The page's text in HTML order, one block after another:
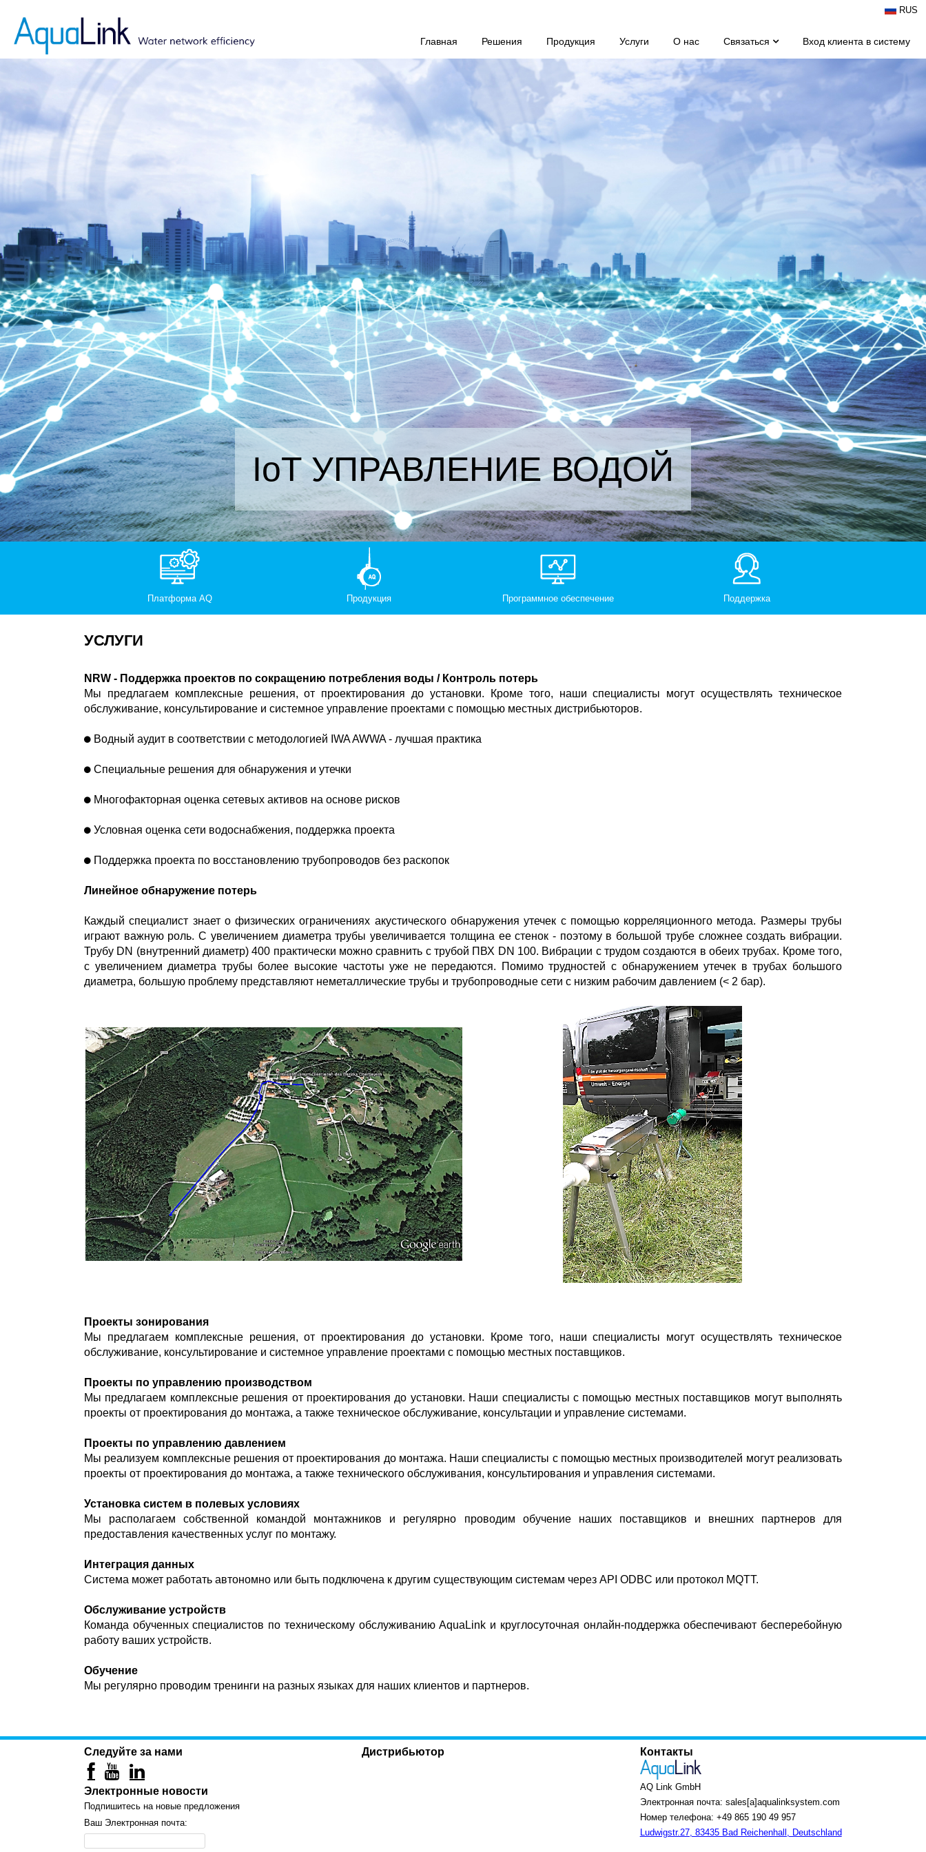
RUS
Главная Решения Продукция Услуги О нас Связаться Вход клиента в систему
IoT УПРАВЛЕНИЕ ВОДОЙ
Платформа AQ Продукция Программное обеспечение Поддержка
УСЛУГИ
NRW - Поддержка проектов по сокращению потребления воды / Контроль потерь
Мы предлагаем комплексные решения, от проектирования до установки. Кроме того, наши специалисты могут осуществлять техническое
обслуживание, консультирование и системное управление проектами с помощью местных дистрибьюторов.
Водный аудит в соответствии с методологией IWA AWWA - лучшая практика
Специальные решения для обнаружения и утечки
Многофакторная оценка сетевых активов на основе рисков
Условная оценка сети водоснабжения, поддержка проекта
Поддержка проекта по восстановлению трубопроводов без раскопок
Линейное обнаружение потерь
Каждый специалист знает о физических ограничениях акустического обнаружения утечек с помощью корреляционного метода. Размеры трубы
играют важную роль. С увеличением диаметра трубы увеличивается толщина ее стенок - поэтому в большой трубе сложнее создать вибрации.
Трубу DN (внутренний диаметр) 400 практически можно сравнить с трубой ПВХ DN 100. Вибрации с трудом создаются в обеих трубах. Кроме того,
с увеличением диаметра трубы более высокие частоты уже не передаются. Помимо трудностей с обнаружением утечек в трубах большого
диаметра, большую проблему представляют неметаллические трубы и трубопроводные сети с низким рабочим давлением (< 2 бар).
Проекты зонирования
Мы предлагаем комплексные решения, от проектирования до установки. Кроме того, наши специалисты могут осуществлять техническое
обслуживание, консультирование и системное управление проектами с помощью местных поставщиков.
Проекты по управлению производством
Мы предлагаем комплексные решения от проектирования до установки. Наши специалисты с помощью местных поставщиков могут выполнять
проекты от проектирования до монтажа, а также техническое обслуживание, консультации и управление системами.
Проекты по управлению давлением
Мы реализуем комплексные решения от проектирования до монтажа. Наши специалисты с помощью местных производителей могут реализовать
проекты от проектирования до монтажа, а также технического обслуживания, консультирования и управления системами.
Установка систем в полевых условиях
Мы располагаем собственной командой монтажников и регулярно проводим обучение наших поставщиков и внешних партнеров для
предоставления качественных услуг по монтажу.
Интеграция данных
Система может работать автономно или быть подключена к другим существующим системам через API ODBC или протокол MQTT.
Обслуживание устройств
Команда обученных специалистов по техническому обслуживанию AquaLink и круглосуточная онлайн-поддержка обеспечивают бесперебойную
работу ваших устройств.
Обучение
Мы регулярно проводим тренинги на разных языках для наших клиентов и партнеров.
Следуйте за нами
Электронные новости
Подпишитесь на новые предложения
Ваш Электронная почта:
Дистрибьютор Контакты
AQ Link GmbH
Электронная почта: sales[a]aqualinksystem.com
Номер телефона: +49 865 190 49 957
Ludwigstr.27, 83435 Bad Reichenhall, Deutschland